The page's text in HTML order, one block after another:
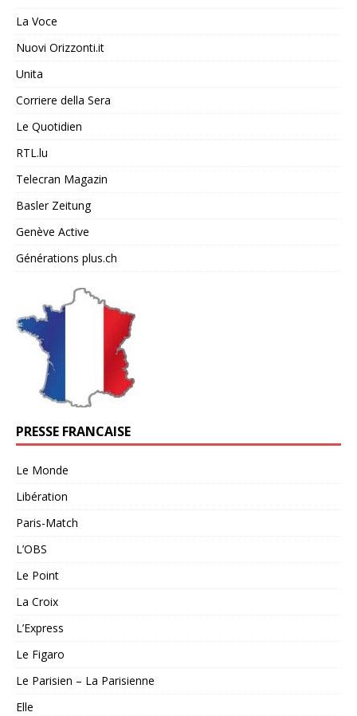
La Voce
Nuovi Orizzonti.it
Unita
Corriere della Sera
Le Quotidien
RTL.lu
Telecran Magazin
Basler Zeitung
Genève Active
Générations plus.ch
PRESSE FRANCAISE
Le Monde
Libération
Paris-Match
L’OBS
Le Point
La Croix
L’Express
Le Figaro
Le Parisien – La Parisienne
Elle